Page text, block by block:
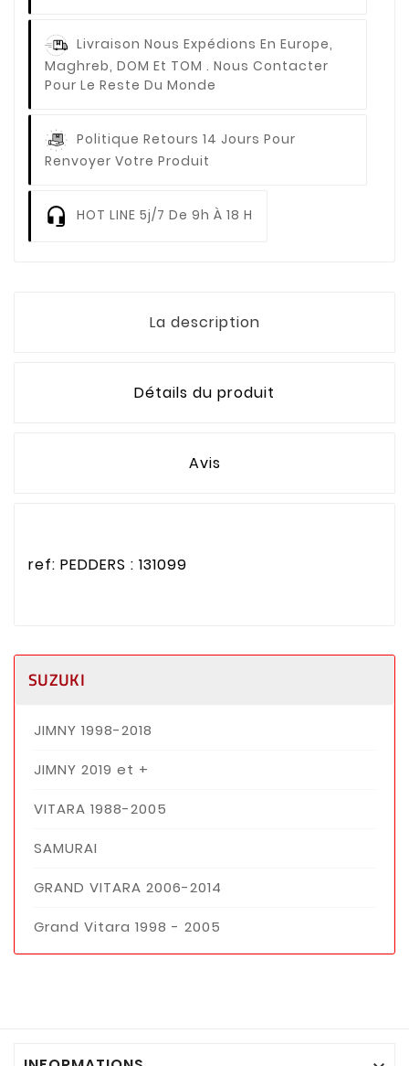
Livraison Nous Expédions En Europe,
Maghreb, DOM Et TOM . Nous Contacter
Pour Le Reste Du Monde
Politique Retours 14 Jours Pour
Renvoyer Votre Produit
HOT LINE 5j/7 De 9h À 18 H
La description
Détails du produit
Avis
ref: PEDDERS : 131099
SUZUKI
JIMNY 1998-2018
JIMNY 2019 et +
VITARA 1988-2005
SAMURAI
GRAND VITARA 2006-2014
Grand Vitara 1998 - 2005